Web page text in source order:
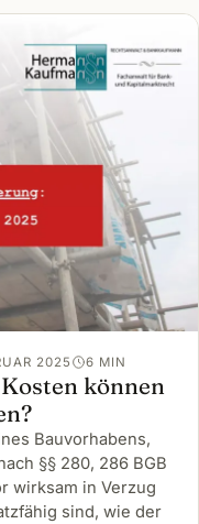
2025 6 MIN
können
Bauvorhabens,
§§ 280, 286 BGB
wirksam in Verzug
sind, wie der